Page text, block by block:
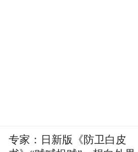
专家：日新版《防卫白皮